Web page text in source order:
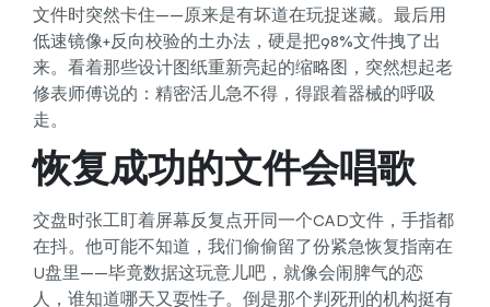
文件时突然卡住——原来是有坏道在玩捉迷藏。最后用
低速镜像+反向校验的土办法，硬是把98%文件拽了出
来。看着那些设计图纸重新亮起的缩略图，突然想起老
修表师傅说的：精密活儿急不得，得跟着器械的呼吸
走。
恢复成功的文件会唱歌
交盘时张工盯着屏幕反复点开同一个CAD文件，手指都
在抖。他可能不知道，我们偷偷留了份紧急恢复指南在
U盘里——毕竟数据这玩意儿吧，就像会闹脾气的恋
人，谁知道哪天又耍性子。倒是那个判死刑的机构挺有